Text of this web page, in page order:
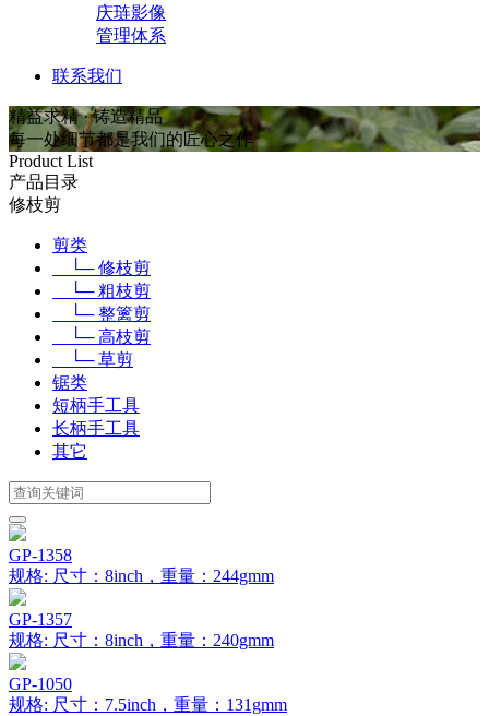
庆琏影像
管理体系
联系我们
精益求精 · 铸造精品
每一处细节都是我们的匠心之作
Product List
产品目录
修枝剪
剪类
└─ 修枝剪
└─ 粗枝剪
└─ 整篱剪
└─ 高枝剪
└─ 草剪
锯类
短柄手工具
长柄手工具
其它
GP-1358
规格: 尺寸：8inch，重量：244gmm
GP-1357
规格: 尺寸：8inch，重量：240gmm
GP-1050
规格: 尺寸：7.5inch，重量：131gmm